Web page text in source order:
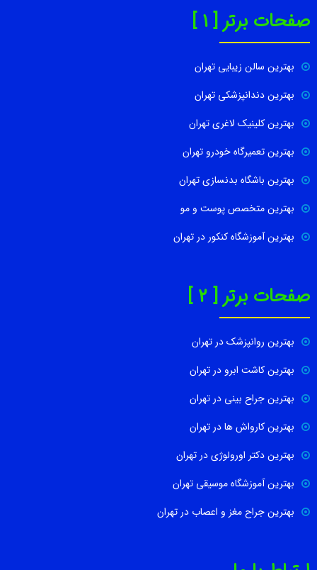
صفحات برتر [ 1 ]
بهترین سالن زیبایی تهران
بهترین دندانپزشکی تهران
بهترین کلینیک لاغری تهران
بهترین تعمیرگاه خودرو تهران
بهترین باشگاه بدنسازی تهران
بهترین متخصص پوست و مو
بهترین آموزشگاه کنکور در تهران
صفحات برتر [ 2 ]
بهترین روانپزشک در تهران
بهترین کاشت ابرو در تهران
بهترین جراح بینی در تهران
بهترین کارواش ها در تهران
بهترین دکتر اورولوژی در تهران
بهترین آموزشگاه موسیقی تهران
بهترین جراح مغز و اعصاب در تهران